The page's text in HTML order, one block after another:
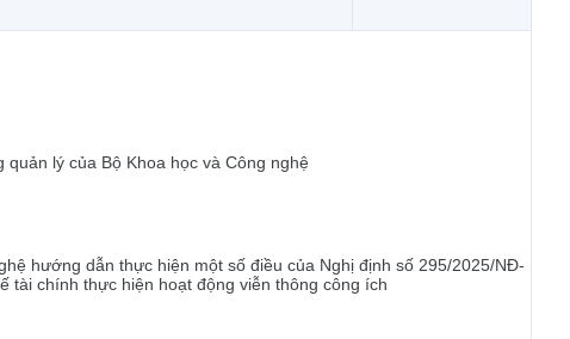
lý của Bộ Khoa học và Công nghệ
hướng dẫn thực hiện một số điều của Nghị định số 295/2025/NĐ-
tài chính thực hiện hoạt động viễn thông công ích